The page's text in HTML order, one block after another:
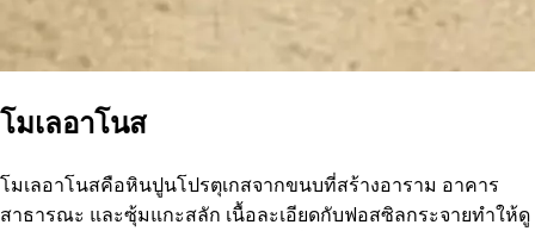
โมเลอาโนส
โมเลอาโนสคือหินปูนโปรตุเกสจากขนบที่สร้างอาราม อาคาร
สาธารณะ และซุ้มแกะสลัก เนื้อละเอียดกับฟอสซิลกระจายทำให้ดู